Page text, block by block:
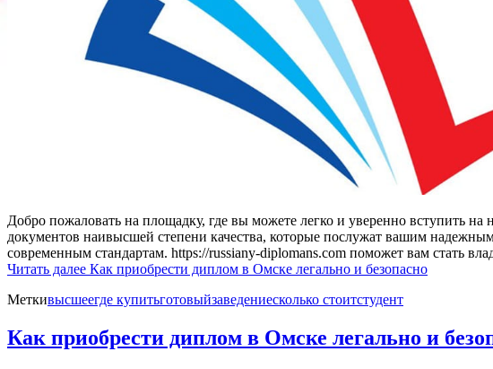
Добро пожаловать на площадку, где вы можете легко и уверенно вступить
документов наивысшей степени качества, которые послужат вашим
современным стандартам. https://russiany-diplomans.com поможет вам стать
Читать далее Как приобрести диплом в Омске легально и безопасно
Меткивысшеегде купитьготовыйзаведениесколько стоитстудент
Как приобрести диплом в Омске легально и